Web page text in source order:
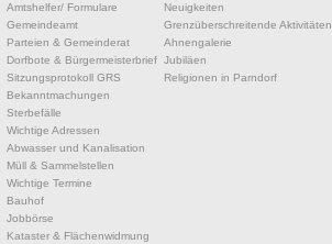
Amtshelfer/ Formulare
Gemeindeamt
Parteien & Gemeinderat
Dorfbote & Bürgermeisterbrief
Sitzungsprotokoll GRS
Bekanntmachungen
Sterbefälle
Wichtige Adressen
Abwasser und Kanalisation
Müll & Sammelstellen
Wichtige Termine
Bauhof
Jobbörse
Kataster & Flächenwidmung
Neuigkeiten
Grenzüberschreitende Aktivitäten
Ahnengalerie
Jubiläen
Religionen in Parndorf